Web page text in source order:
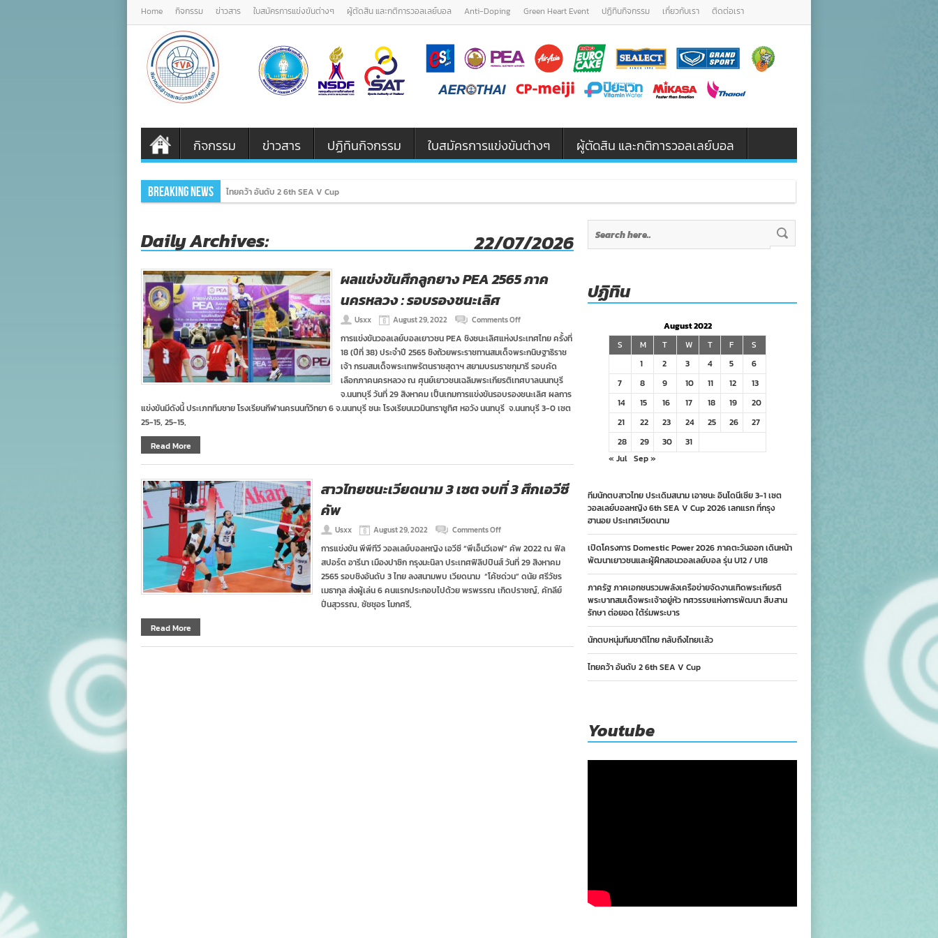
Home กิจกรรม ข่าวสาร ใบสมัครการแข่งขันต่างๆ ผู้ตัดสิน และกติการวอลเลย์บอล Anti-Doping Green Heart Event ปฏิทินกิจกรรม เกี่ยวกับเรา ติดต่อเรา
กิจกรรม ข่าวสาร ปฏิทินกิจกรรม ใบสมัครการแข่งขันต่างๆ ผู้ตัดสิน และกติการวอลเลย์บอล
Breaking News ไทยคว้า อันดับ 2 6th SEA V Cup
Daily Archives: 22/07/2026
ผลแข่งขันศึกลูกยาง PEA 2565 ภาค
นครหลวง : รอบรองชนะเลิศ
Usxx August 29, 2022 Comments Offon
แข่งขัน
ศึก
ลูก
PEA
2565
ภาค
ชนะ
การแข่งขันวอลเลย์บอลเยาวชน PEA ชิงชนะเลิศแห่งประเทศไทย ครั้งที่
18 (ปีที่ 38) ประจำปี 2565 ชิงถ้วยพระราชทานสมเด็จพระกนิษฐาธิราช
เจ้า กรมสมเด็จพระเทพรัตนราชสุดาฯ สยามบรมราชกุมารี รอบคัด
เลือกภาคนครหลวง ณ ศุนย์เยาวชนเฉลิมพระเกียรติเทศบาลนนทบุรี
จ.นนทบุรี วันที่ 29 สิงหาคม เป็นเกมการแข่งขันรอบรองชนะเลิศ ผลการ
แข่งขันมีดังนี้ ประเภททีมชาย โรงเรียนกีฬานครนนท์วิทยา 6 จ.นนทบุรี ชนะ โรงเรียนนวมินทราชูทิศ หอวัง นนทบุรี จ.นนทบุรี 3-0 เซต
25-15, 25-15,
Read More
สาวไทยชนะเวียดนาม 3 เซต จบที่ 3 ศึกเอวีซี
คัพ
Usxx August 29, 2022 Comments Offon
ไทย
ชนะ
เวียดนาม
เซต
การแข่งขัน พีพีทีวี วอลเลย์บอลหญิง เอวีซี “พีเอ็นวีเอฟ” คัพ 2022 ณ ฟิล
สปอร์ต อารีนา เมืองปาซิก กรุงมะนิลา ประเทศฟิลิปปินส์ วันที่ 29 สิงหาคม
2565 รอบชิงอันดับ 3 ไทย ลงสนามพบ เวียดนาม “โค้ชด่วน” ดนัย ศรีวัชร
เมธากุล ส่งผู้เล่น 6 คนแรกประกอบไปด้วย พรพรรณ เกิดปราชญ์, คัทลีย์
ปิ่นสุวรรณ, ชัชชุอร โมกศรี,
Read More
ปฏิทิน
August 2022
S
M T W T F
S
1
2 3 4 5
6
7
8 9 10 11 12
13
14
15 16 17 18 19
20
21
22 23 24 25 26
27
28
29 30
31
« Jul Sep »
ทีมนักตบสาวไทย ประเดิมสนาม เอาชนะ อินโดนีเซีย 3-1 เซต
วอลเลย์บอลหญิง 6th SEA V Cup 2026 เลกแรก ที่กรุง
ฮานอย ประเทศเวียดนาม
เปิดโครงการ Domestic Power 2026 ภาคตะวันออก เดินหน้า
พัฒนาเยาวชนและผู้ฝึกสอนวอลเลย์บอล รุ่น U12 / U18
ภาครัฐ ภาคเอกชนรวมพลังเครือข่ายจัดงานเทิดพระเกียรติ
พระบาทสมเด็จพระเจ้าอยู่หัว ทศวรรษแห่งการพัฒนา สืบสาน
รักษา ต่อยอด ใต้ร่มพระบาร
นักตบหนุ่มทีมชาติไทย กลับถึงไทยเเล้ว
ไทยคว้า อันดับ 2 6th SEA V Cup
Youtube